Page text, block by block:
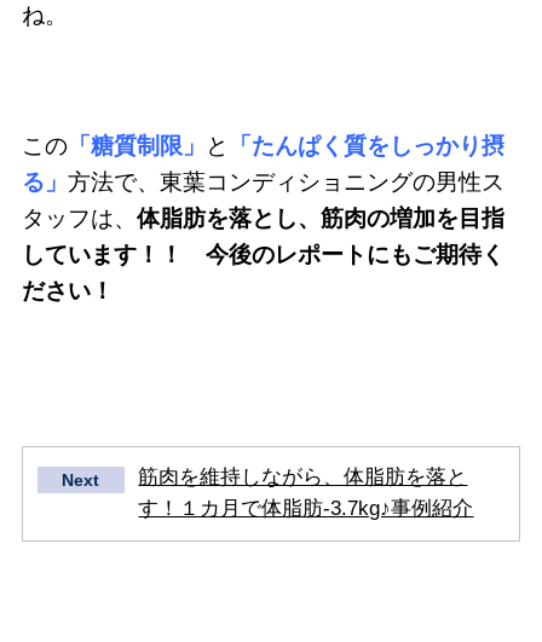
ね。
この「糖質制限」 と
「たんぱく質をしっかり摂
る」 方法で、東葉コンディショニングの男性ス
タッフは、 体脂肪を落とし、筋肉の増加を目指
しています！！ 今後のレポートにもご期待く
ださい！
Next
筋肉を維持しながら、体脂肪を落と
す！１カ月で体脂肪-3.7kg♪事例紹介